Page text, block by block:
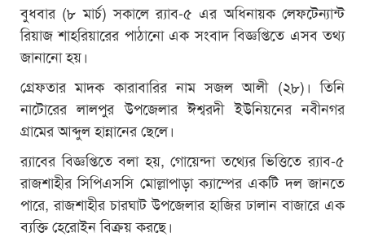
বুধবার (৮ মার্চ) সকালে র‌্যাব-৫ এর অধিনায়ক লেফটেন্যান্ট
রিয়াজ শাহরিয়ারের পাঠানো এক সংবাদ বিজ্ঞপ্তিতে এসব তথ্য
জানানো হয়।
গ্রেফতার মাদক কারাবারির নাম সজল আলী (২৮)। তিনি
নাটোরের লালপুর উপজেলার ঈশ্বরদী ইউনিয়নের নবীনগর
গ্রামের আব্দুল হান্নানের ছেলে।
র‌্যাবের বিজ্ঞপ্তিতে বলা হয়, গোয়েন্দা তথ্যের ভিত্তিতে র‌্যাব-৫
রাজশাহীর সিপিএসসি মোল্লাপাড়া ক্যাম্পের একটি দল জানতে
পারে, রাজশাহীর চারঘাট উপজেলার হাজির ঢালান বাজারে এক
ব্যক্তি হেরোইন বিক্রয় করছে।